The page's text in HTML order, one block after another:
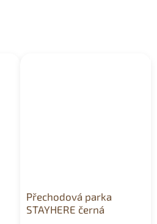
Přechodová parka
STAYHERE černá